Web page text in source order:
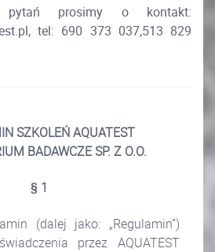
pytań prosimy o kontakt:
tel: 690 373 037,513 829
SZKOLEŃAQUATEST
BADAWCZE SP. Z O.O.
§ 1
(dalej jako: „Regulamin”)
przez AQUATEST